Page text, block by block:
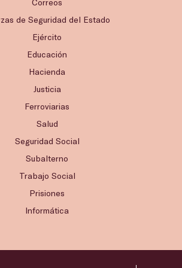
Correos
de Seguridad del Estado
Ejército
Educación
Hacienda
Justicia
Ferroviarias
Salud
Seguridad Social
Subalterno
Trabajo Social
Prisiones
Informática